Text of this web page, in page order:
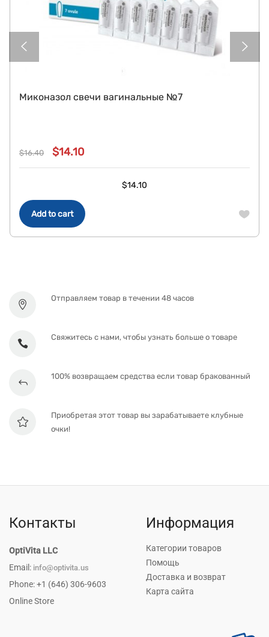
Add to cart
Миконазол свечи вагинальные №7
$16.40
$16.40.
$14.10
$14.10.
$14.10
Отправляем товар в течении 48 часов
Свяжитесь с нами, чтобы узнать больше о товаре
100% возвращаем средства если товар бракованный
Приобретая этот товар вы зарабатываете клубные
очки!
Контакты
OptiVita LLC
Email: info@optivita.us
Phone: +1 (646) 306-9603
Online Store
Информация
Категории товаров
Помощь
Доставка и возврат
Карта сайта